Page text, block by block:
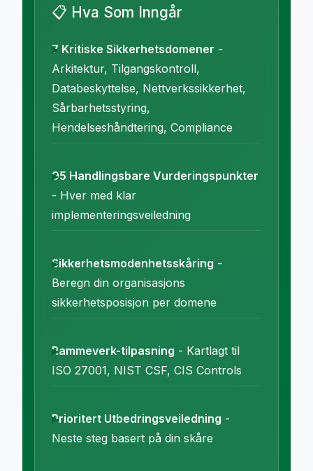
📋 Hva Som Inngår
7 Kritiske Sikkerhetsdomener -
Arkitektur, Tilgangskontroll,
Databeskyttelse, Nettverkssikkerhet,
Sårbarhetsstyring,
Hendelseshåndtering, Compliance
95 Handlingsbare Vurderingspunkter
- Hver med klar
implementeringsveiledning
Sikkerhetsmodenhetsskåring -
Beregn din organisasjons
sikkerhetsposisjon per domene
Rammeverk-tilpasning - Kartlagt til
ISO 27001, NIST CSF, CIS Controls
Prioritert Utbedringsveiledning -
Neste steg basert på din skåre